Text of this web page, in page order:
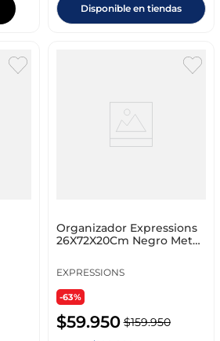
Disponible en tiendas
Organizador Expressions
26X72X20Cm Negro Metal
EXPRESSIONS
-63%
$59.950 $159.950